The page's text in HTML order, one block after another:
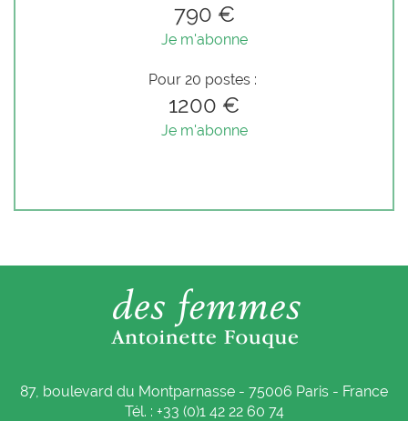
790 €
Je m'abonne
Pour 20 postes :
1200 €
Je m'abonne
87, boulevard du Montparnasse - 75006 Paris - France
Tél. : +33 (0)1 42 22 60 74